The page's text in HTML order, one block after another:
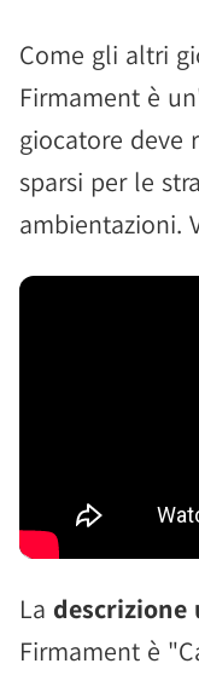
Come gli altri
Firmament è
giocatore deve
sparsi per le
ambientazioni.
La descrizione
Firmament è